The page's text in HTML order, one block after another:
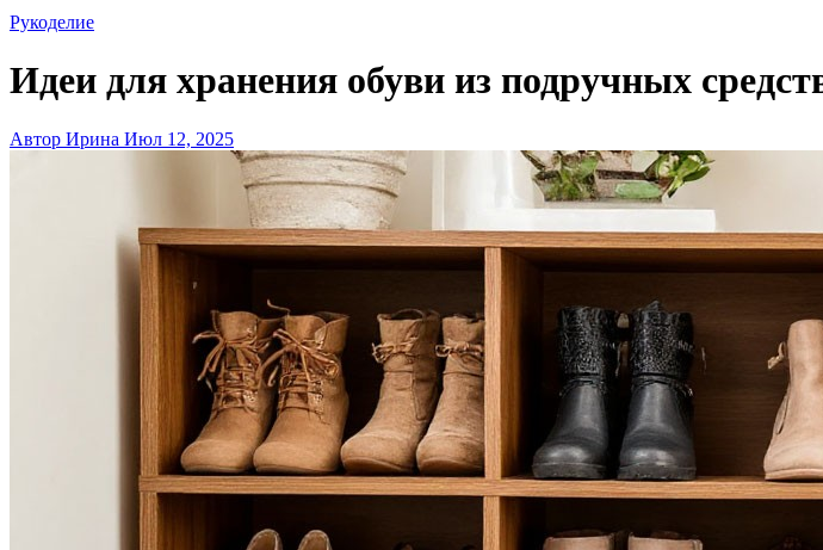
Рукоделие
Идеи для хранения обуви из подручных
Автор Ирина Июл 12, 2025